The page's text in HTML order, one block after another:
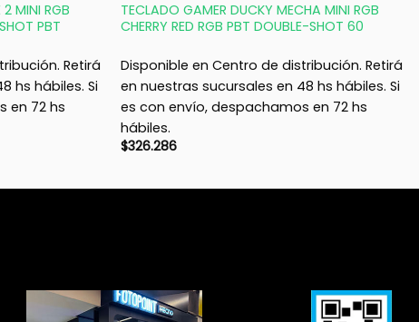
MINI RGB
PBT
Retirá
hs hábiles. Si
en 72 hs
TECLADO GAMER DUCKY MECHA MINI RGB
CHERRY RED RGB PBT DOUBLE-SHOT 60
Disponible en Centro de distribución. Retirá
en nuestras sucursales en 48 hs hábiles. Si
es con envío, despachamos en 72 hs
hábiles.
$326.286